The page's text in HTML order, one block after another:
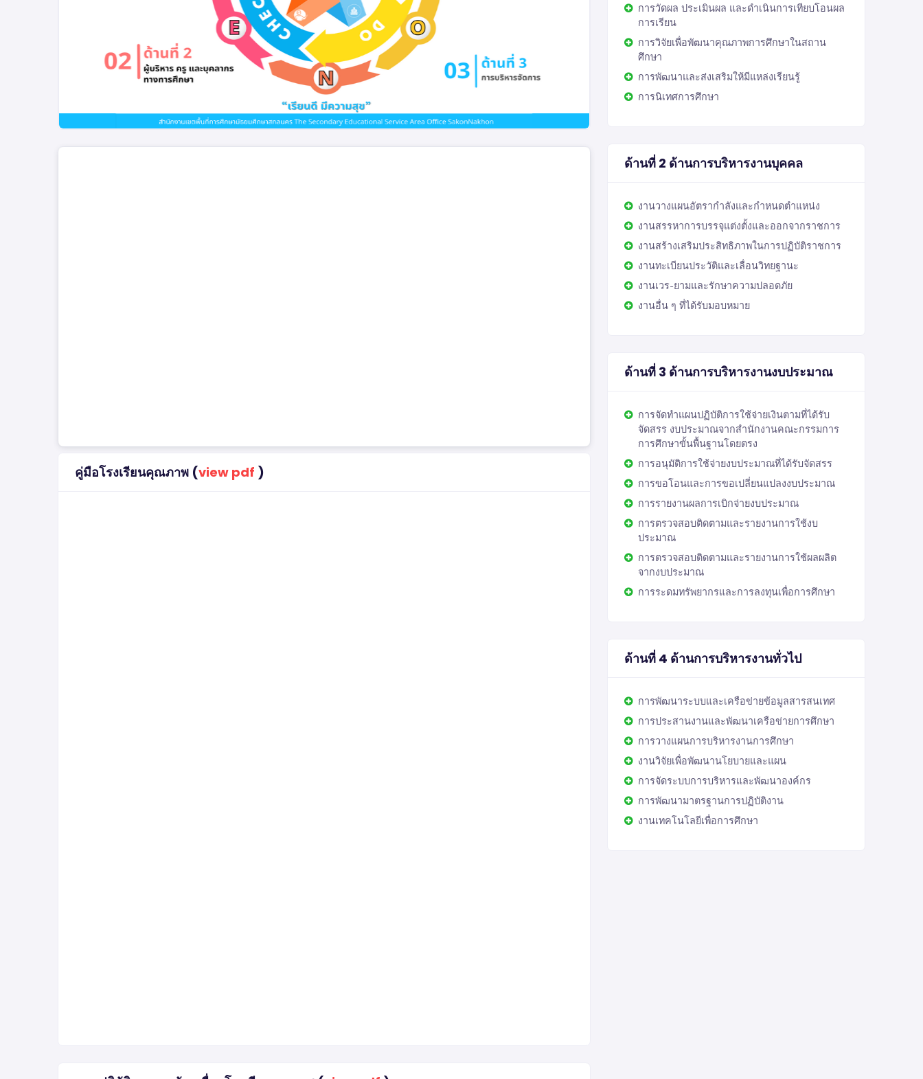
คู่มือโรงเรียนคุณภาพ (view pdf )
การวัดผล ประเมินผล และดำเนินการเทียบโอนผล
การเรียน
การวิจัยเพื่อพัฒนาคุณภาพการศึกษาในสถาน
ศึกษา
การพัฒนาและส่งเสริมให้มีแหล่งเรียนรู้
การนิเทศการศึกษา
ด้านที่ 2 ด้านการบริหารงานบุคคล
งานวางแผนอัตรากำลังและกำหนดตำแหน่ง
งานสรรหาการบรรจุแต่งตั้งและออกจากราชการ
งานสร้างเสริมประสิทธิภาพในการปฏิบัติราชการ
งานทะเบียนประวัติและเลื่อนวิทยฐานะ
งานเวร-ยามและรักษาความปลอดภัย
งานอื่น ๆ ที่ได้รับมอบหมาย
ด้านที่ 3 ด้านการบริหารงานงบประมาณ
การจัดทำแผนปฏิบัติการใช้จ่ายเงินตามที่ได้รับ
จัดสรร งบประมาณจากสำนักงานคณะกรรมการ
การศึกษาขั้นพื้นฐานโดยตรง
การอนุมัติการใช้จ่ายงบประมาณที่ได้รับจัดสรร
การขอโอนและการขอเปลี่ยนแปลงงบประมาณ
การรายงานผลการเบิกจ่ายงบประมาณ
การตรวจสอบติดตามและรายงานการใช้งบ
ประมาณ
การตรวจสอบติดตามและรายงานการใช้ผลผลิต
จากงบประมาณ
การระดมทรัพยากรและการลงทุนเพื่อการศึกษา
ด้านที่ 4 ด้านการบริหารงานทั่วไป
การพัฒนาระบบและเครือข่ายข้อมูลสารสนเทศ
การประสานงานและพัฒนาเครือข่ายการศึกษา
การวางแผนการบริหารงานการศึกษา
งานวิจัยเพื่อพัฒนานโยบายและแผน
การจัดระบบการบริหารและพัฒนาองค์กร
การพัฒนามาตรฐานการปฏิบัติงาน
งานเทคโนโลยีเพื่อการศึกษา